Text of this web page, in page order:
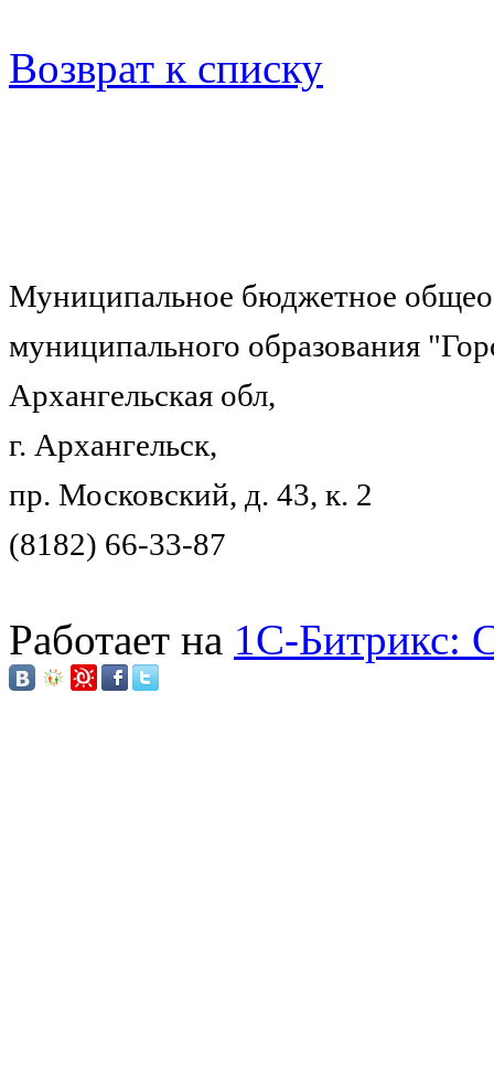
Возврат к списку
Муниципальное бюджетное
муниципального образования
Архангельская обл,
г. Архангельск,
пр. Московский, д. 43, к. 2
(8182) 66-33-87
Работает на 1C-Битрикс: